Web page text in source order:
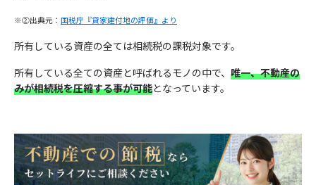
※②出典元： 国税庁『貸家建付地の評価』より
所有している資産の全ては相続税の課税対象です。
所有している全ての資産と呼ばれるモノの中で、 唯一、不動産の
みが相続税を圧縮する事が可能となっています。